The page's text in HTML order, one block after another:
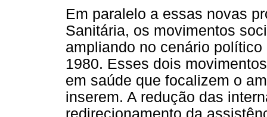
Em paralelo a essas novas
Sanitária, os movimentos
ampliando no cenário
1980. Esses dois
em saúde que focalizem o
inserem. A redução das